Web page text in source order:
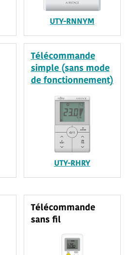
UTY-RNNYM
Télécommande
simple (sans mode
de fonctionnement)
UTY-RHRY
Télécommande
sans fil